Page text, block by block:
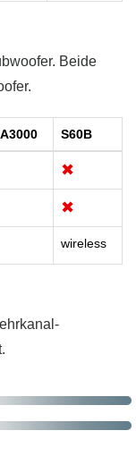
Beide
S60B
✖
✖
wireless